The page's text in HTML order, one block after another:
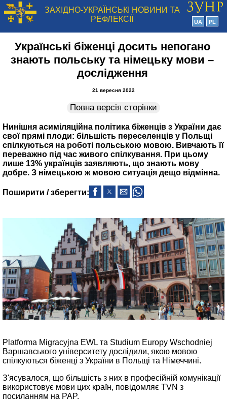
ЗАХІДНО-УКРАЇНСЬКІ НОВИНИ ТА
РЕФЛЕКСІЇ
UA PL
Українські біженці досить непогано
знають польську та німецьку мови –
дослідження
21 вересня 2022
Повна версія сторінки
Нинішня асиміляційна політика біженців з України дає
свої прямі плоди: більшість переселенців у Польщі
спілкуються на роботі польською мовою. Вивчають її
переважно під час живого спілкування. При цьому
лише 13% українців заявляють, що знають мову
добре. З німецькою ж мовою ситуація дещо відмінна.
Поширити / зберегти:
Platforma Migracyjna EWL та Studium Europy Wschodniej
Варшавського університету дослідили, якою мовою
спілкуються біженці з України в Польщі та Німеччині.
З'ясувалося, що більшість з них в професійній комунікації
використовує мови цих країн, повідомляє TVN з
посиланням на PAP.